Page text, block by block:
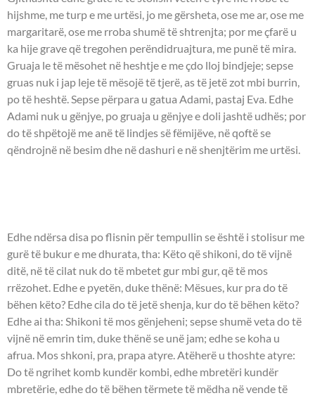
hijshme, me turp e me urtësi, jo me gërsheta, ose me ar, ose me
margaritarë, ose me rroba shumë të shtrenjta; por me çfarë u
ka hije grave që tregohen perëndidruajtura, me punë të mira.
Gruaja le të mësohet në heshtje e me çdo lloj bindjeje; sepse
gruas nuk i jap leje të mësojë të tjerë, as të jetë zot mbi burrin,
po të heshtë. Sepse përpara u gatua Adami, pastaj Eva. Edhe
Adami nuk u gënjye, po gruaja u gënjye e doli jashtë udhës; por
do të shpëtojë me anë të lindjes së fëmijëve, në qoftë se
qëndrojnë në besim dhe në dashuri e në shenjtërim me urtësi.
Edhe ndërsa disa po flisnin për tempullin se është i stolisur me
gurë të bukur e me dhurata, tha: Këto që shikoni, do të vijnë
ditë, në të cilat nuk do të mbetet gur mbi gur, që të mos
rrëzohet. Edhe e pyetën, duke thënë: Mësues, kur pra do të
bëhen këto? Edhe cila do të jetë shenja, kur do të bëhen këto?
Edhe ai tha: Shikoni të mos gënjeheni; sepse shumë veta do të
vijnë në emrin tim, duke thënë se unë jam; edhe se koha u
afrua. Mos shkoni, pra, prapa atyre. Atëherë u thoshte atyre:
Do të ngrihet komb kundër kombi, edhe mbretëri kundër
mbretërie, edhe do të bëhen tërmete të mëdha në vende të